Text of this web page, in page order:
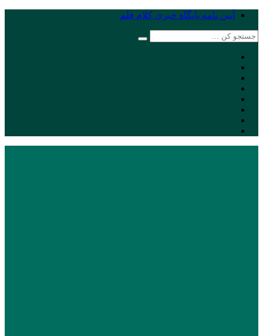
آیین نامه پایگاه خبری کلام قلم